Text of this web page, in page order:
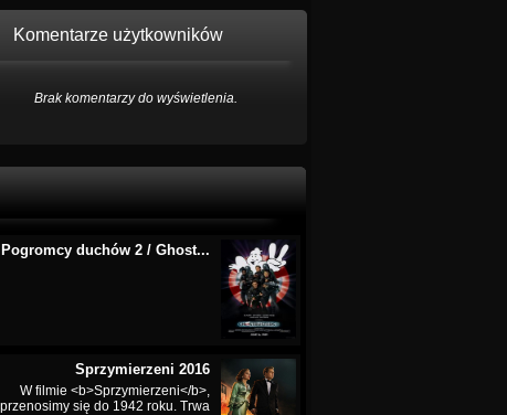
Komentarze użytkowników
Brak komentarzy do wyświetlenia.
Pogromcy duchów 2 / Ghost...
Sprzymierzeni 2016
W filmie <b>Sprzymierzeni</b>,
przenosimy się do 1942 roku. Trwa